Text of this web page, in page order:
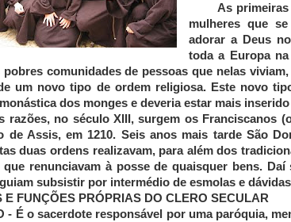
As
mulheres que
adorar a Deus
toda a Europa
pobres comunidades de pessoas que nelas
um novo tipo de ordem religiosa. Este novo
dos monges e deveria estar mais
razões, no século XIII, surgem os Franciscanos
de Assis, em 1210. Seis anos mais tarde São
duas ordens realizavam, para além dos
que renunciavam à posse de quaisquer bens.
subsistir por intermédio de esmolas e
E FUNÇÕES PRÓPRIAS DO CLERO SECULAR
- É o sacerdote responsável por uma paróquia,